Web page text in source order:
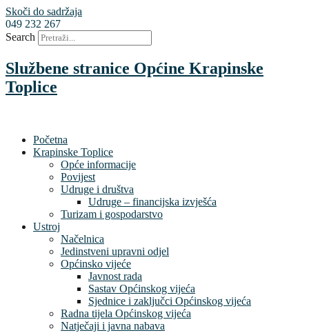
Skoči do sadržaja
049 232 267
Search
Službene stranice Općine Krapinske
Toplice
Početna
Krapinske Toplice
Opće informacije
Povijest
Udruge i društva
Udruge – financijska izvješća
Turizam i gospodarstvo
Ustroj
Načelnica
Jedinstveni upravni odjel
Općinsko vijeće
Javnost rada
Sastav Općinskog vijeća
Sjednice i zaključci Općinskog vijeća
Radna tijela Općinskog vijeća
Natječaji i javna nabava